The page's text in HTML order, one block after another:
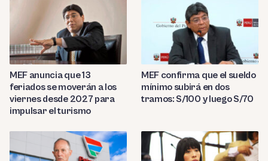
MEF anuncia que 13
feriados se moverán a los
viernes desde 2027 para
impulsar el turismo
MEF confirma que el sueldo
mínimo subirá en dos
tramos: S/100 y luego S/70